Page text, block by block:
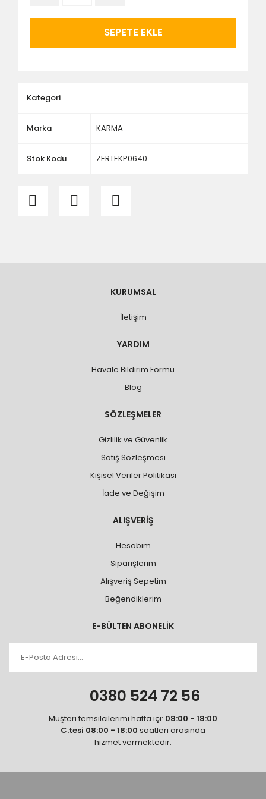
ölçü ve ebat kontrolü yaptırınız.
SEPETE EKLE
Kategori
Marka KARMA
Stok Kodu ZERTEKP0640
KURUMSAL
İletişim
YARDIM
Havale Bildirim Formu
Blog
SÖZLEŞMELER
Gizlilik ve Güvenlik
Satış Sözleşmesi
Kişisel Veriler Politikası
İade ve Değişim
ALIŞVERİŞ
Hesabım
Siparişlerim
Alışveriş Sepetim
Beğendiklerim
E-BÜLTEN ABONELİK
0380 524 72 56
Müşteri temsilcilerimi hafta içi: 08:00 - 18:00
C.tesi 08:00 - 18:00 saatleri arasında
hizmet vermektedir.